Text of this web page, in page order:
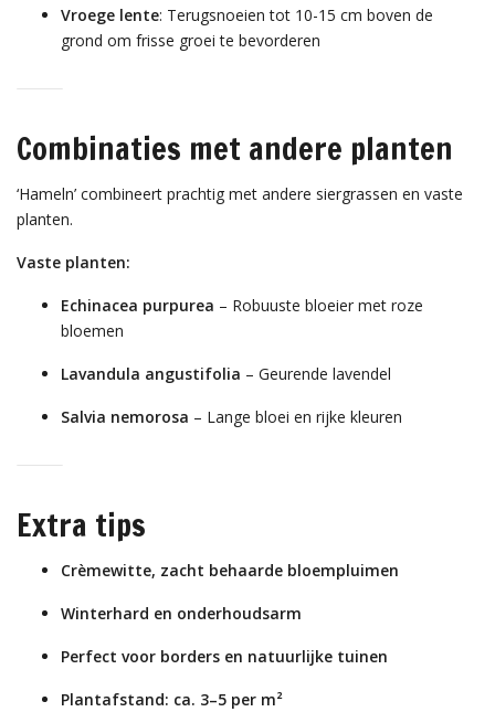
Vroege lente: Terugsnoeien tot 10-15 cm boven de
grond om frisse groei te bevorderen
Combinaties met andere planten
‘Hameln’ combineert prachtig met andere siergrassen en vaste
planten.
Vaste planten:
Echinacea purpurea – Robuuste bloeier met roze
bloemen
Lavandula angustifolia – Geurende lavendel
Salvia nemorosa – Lange bloei en rijke kleuren
Extra tips
Crèmewitte, zacht behaarde bloempluimen
Winterhard en onderhoudsarm
Perfect voor borders en natuurlijke tuinen
Plantafstand: ca. 3–5 per m²